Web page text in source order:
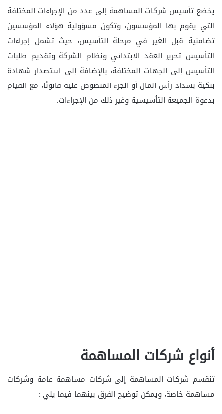
يخضع تأسيس شركات المساهمة إلى عدد من الإجراءات المختلفة
التي يقوم بها المؤسسون، وتكون مسؤولية هؤلاء المؤسسين
تضامنية قبل الغير في مرحلة التأسيس، حيث تشمل إجراءات
التأسيس تحرير العقد الابتدائي ونظام الشركة وتقديم طلبات
التأسيس إلى الجهات المختلفة، بالإضافة إلى استصدار شهادة
بنكية بسداد رأس المال أو الجزء المنصوص عليه قانونًا، مع القيام
بدعوة الجميعة التأسيسية وغير ذلك من الإجراءات.
أنواع شركات المساهمة
تنقسم شركات المساهمة إلى شركات مساهمة عامة وشركات
مساهمة خاصة، ويمكن توضيح الفرق بينهما فيما يلي :